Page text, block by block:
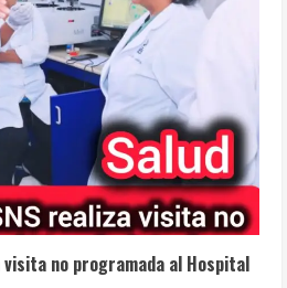
no programada al Hospital